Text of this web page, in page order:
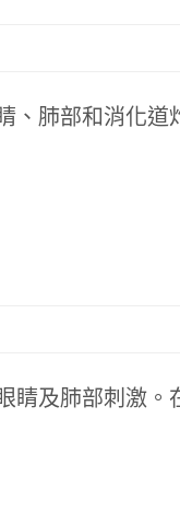
肺部和消化道
及肺部刺激